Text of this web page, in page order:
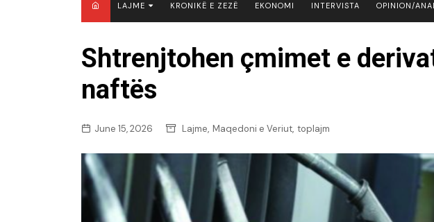
LAJME
KOSOVË
SHQIPËRI
BOTË
KRONIKË E ZEZË EKONOMI INTERVISTA OPINION/
Shtrenjtohen çmimet e
naftës
June 15, 2026 Lajme, Maqedoni e Veriut, toplajm